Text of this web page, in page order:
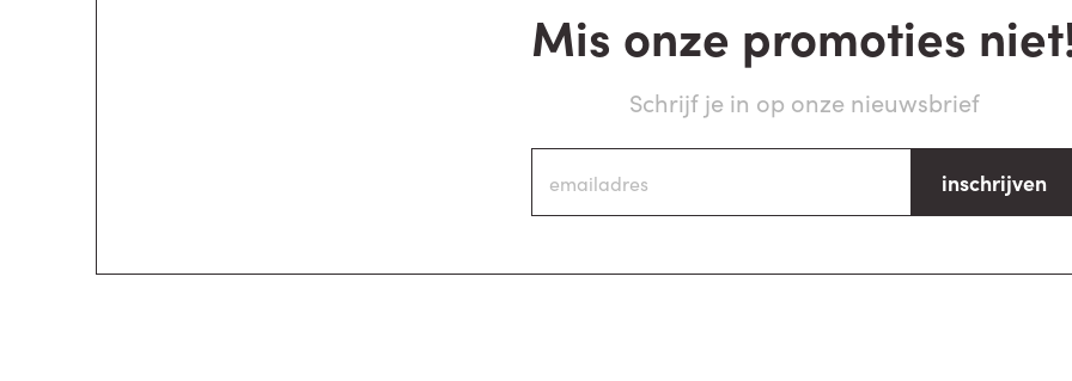
Mis onze promoties
Schrijf je in op onze nieuwsbrief
inschrijven